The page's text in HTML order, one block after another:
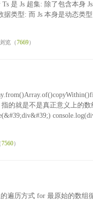
是 Js 超集: 除了包含本身
类型: 而 Js 本身是动态类
览（7669）
的就是不是真正意义上的
7560）
遍历方式 for 最原始的数组